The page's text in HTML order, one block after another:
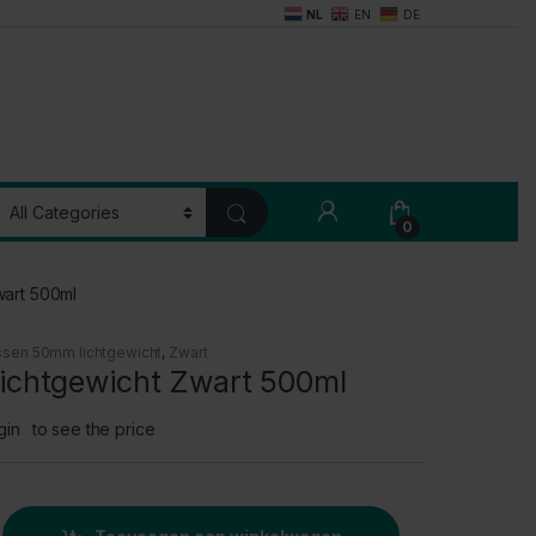
NL EN DE
My Account
0
500ml
50mm lichtgewicht, Zwart
Zwart 500ml
to see the price
Zwart 500ml quantity